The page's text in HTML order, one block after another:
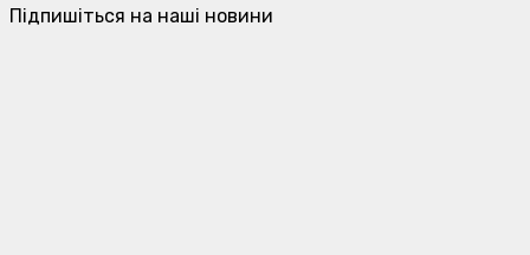
Підпишіться на наші новини